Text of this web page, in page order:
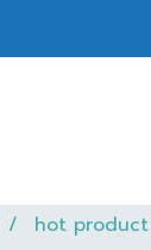
hot product